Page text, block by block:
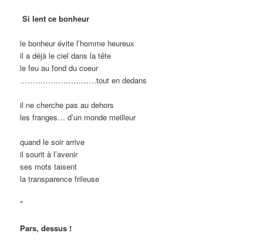
Si lent ce bonheur
le bonheur évite l’homme heureux
il a déjà le ciel dans la tête
le feu au fond du coeur
…………………………tout en dedans
il ne cherche pas au dehors
les franges… d’un monde meilleur
quand le soir arrive
il sourit à l’avenir
ses mots taisent
la transparence frileuse
*
Pars, dessus !